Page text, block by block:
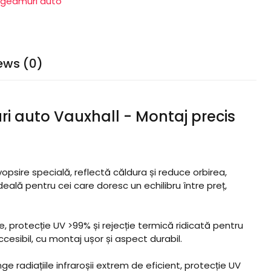
(0)
auto Vauxhall - Montaj precis
specială, reflectă căldura și reduce orbirea,
pentru cei care doresc un echilibru între preț,
protecție UV >99% și rejecție termică ridicată pentru
cu montaj ușor și aspect durabil.
radiațiile infraroșii extrem de eficient, protecție UV